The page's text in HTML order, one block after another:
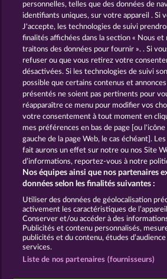
40 Sevens Demi
Poseidon's Rising
Mentions légales
Envoyer la demande de
personnelles, telles que des données de
identifiants uniques, sur votre appareil . Si
J'accepte, les technologies de suivi
finalités affichées dans la section « Nous et
traitons des données pour fournir ». . Si
refuser ou que vous retirez votre
désactivées. Si les technologies de suivi
possible que certains contenus et
présentés ne soient pas pertinents pour
réapparaître ce menu pour modifier vos
votre consentement à tout moment en
mes préférences en bas de page [ou
gauche de la page Web, le cas échéant].
fait aurons un effet sur notre ou nos Site
d’informations, reportez-vous à notre
Nos équipes ainsi que nos partenaires
données selon les finalités suivantes :
Utiliser des données de géolocalisation
activement les caractéristiques de
Conserver et/ou accéder à des
Publicités et contenu personnalisés,
publicités et du contenu, études
services.
Liste de nos partenaires (fournisseurs)